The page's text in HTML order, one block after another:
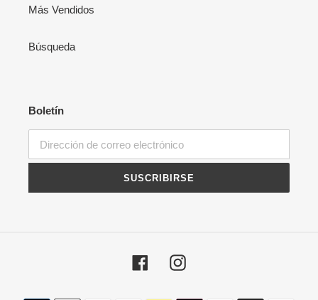
Más Vendidos
Búsqueda
Boletín
SUSCRIBIRSE
FacebookInstagram